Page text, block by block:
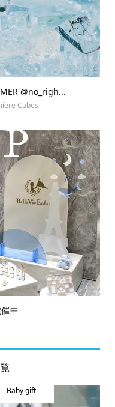
@no_righ...
Cubes
中
Baby gift